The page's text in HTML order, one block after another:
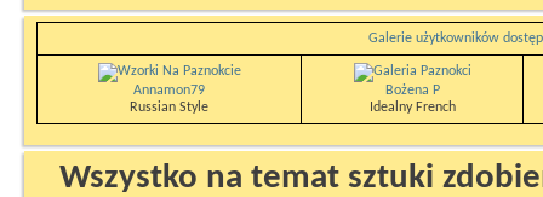
Galerie użytkowników
Annamon79
Russian Style
Bożena P
Idealny French
Wszystko na temat sztuki